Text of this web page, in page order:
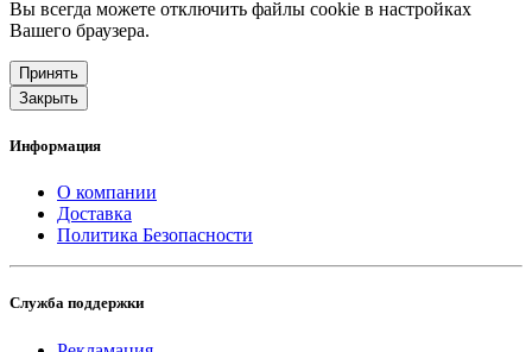
Вы всегда можете отключить файлы cookie в настройках
Вашего браузера.
Принять
Закрыть
Информация
О компании
Доставка
Политика Безопасности
Служба поддержки